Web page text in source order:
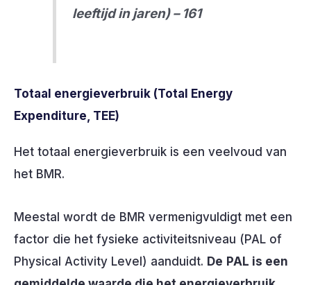
leeftijd in jaren) – 161
Totaal energieverbruik (Total Energy
Expenditure, TEE)
Het totaal energieverbruik is een veelvoud van
het BMR.
Meestal wordt de BMR vermenigvuldigt met een
factor die het fysieke activiteitsniveau (PAL of
Physical Activity Level) aanduidt. De PAL is een